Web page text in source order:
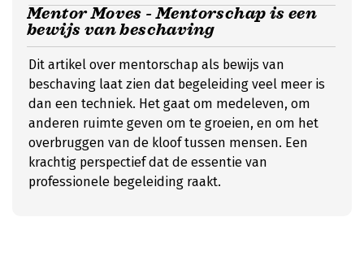
Mentor Moves - Mentorschap is een
bewijs van beschaving
Dit artikel over mentorschap als bewijs van
beschaving laat zien dat begeleiding veel meer is
dan een techniek. Het gaat om medeleven, om
anderen ruimte geven om te groeien, en om het
overbruggen van de kloof tussen mensen. Een
krachtig perspectief dat de essentie van
professionele begeleiding raakt.